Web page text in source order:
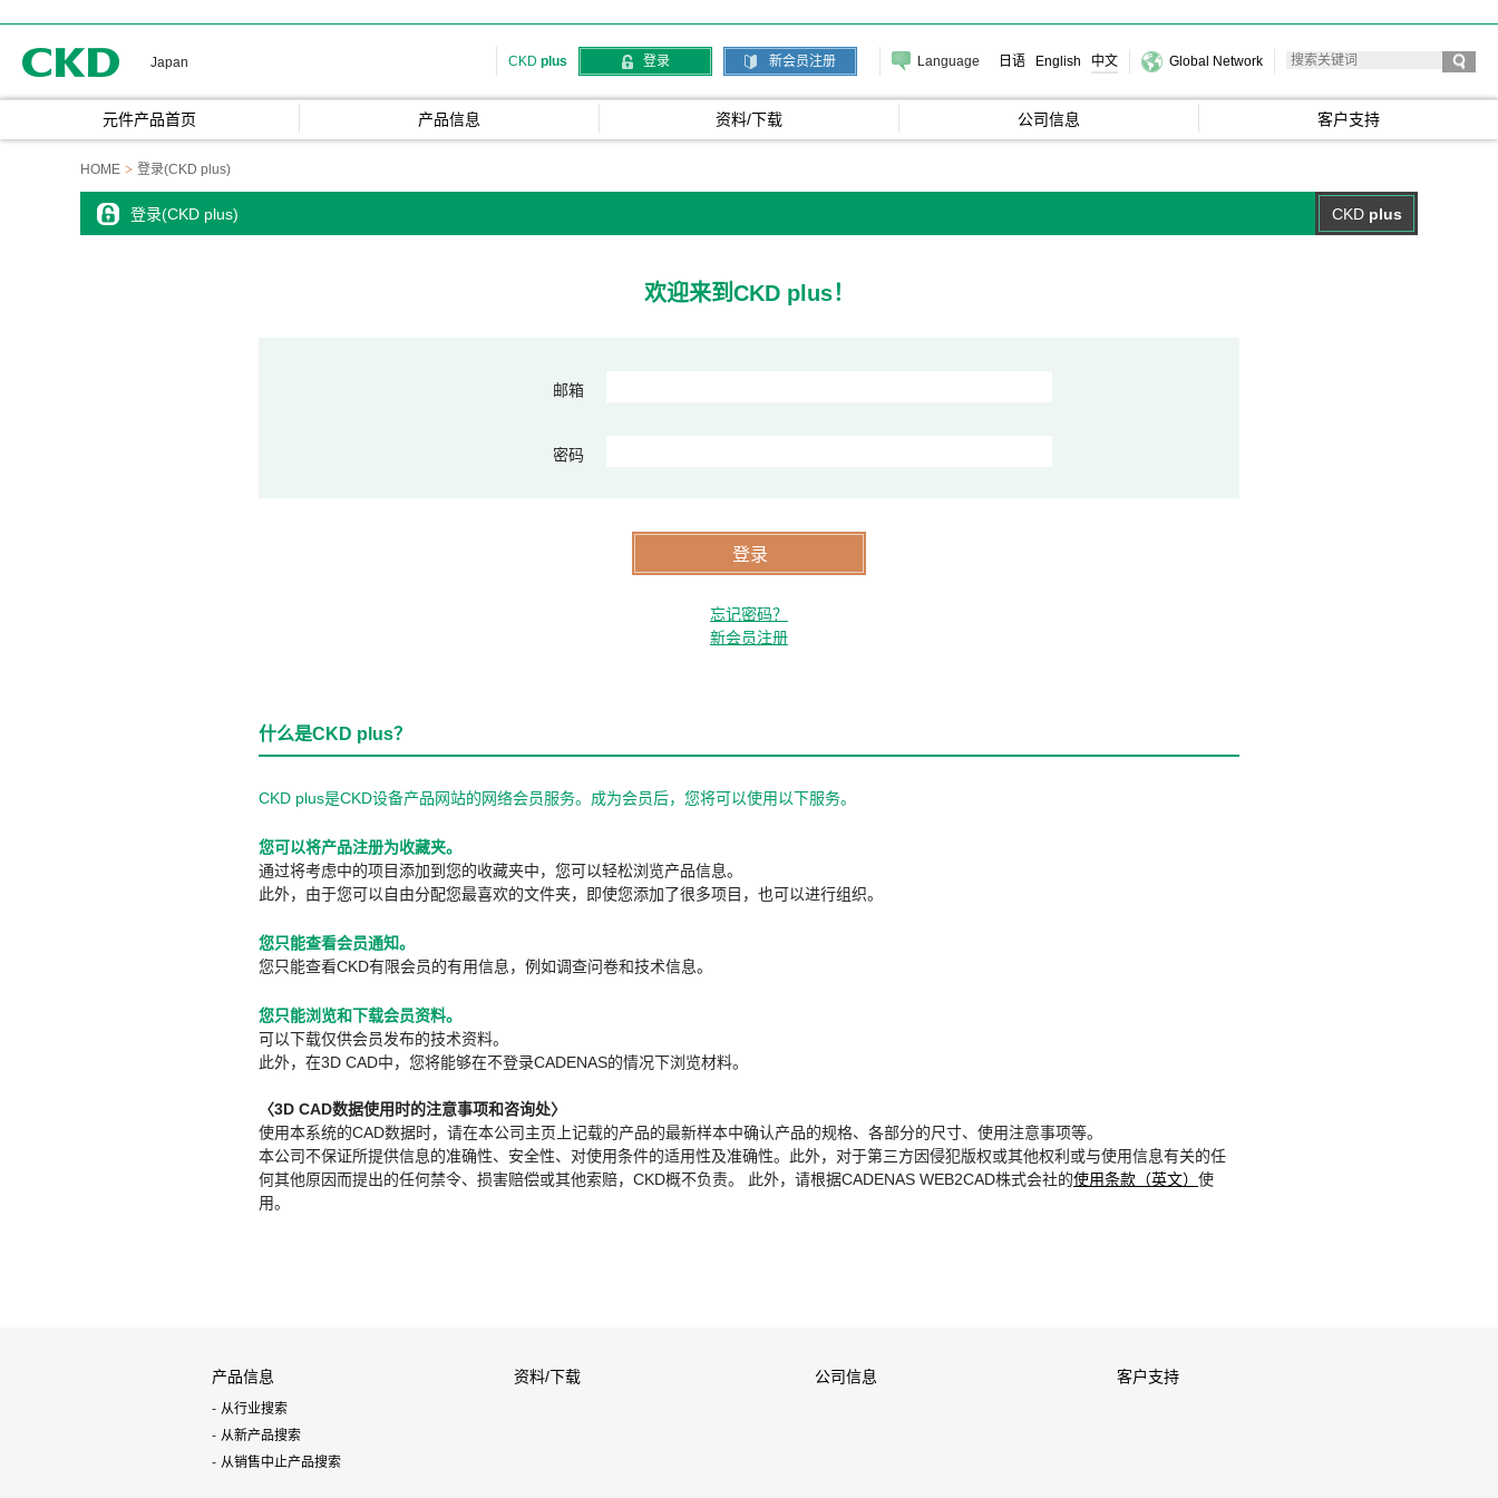
Japan CKD plus 登录 新会员注册 Language 日语 English 中文 Global Network
元件产品首页 产品信息 资料/下载 公司信息 客户支持
HOME 登录(CKD plus)
登录(CKD plus) CKD plus
欢迎来到CKD plus！
邮箱
密码
忘记密码？
新会员注册
什么是CKD plus？
CKD plus是CKD设备产品网站的网络会员服务。成为会员后，您将可以使用以下服务。
您可以将产品注册为收藏夹。
通过将考虑中的项目添加到您的收藏夹中，您可以轻松浏览产品信息。
此外，由于您可以自由分配您最喜欢的文件夹，即使您添加了很多项目，也可以进行组织。
您只能查看会员通知。
您只能查看CKD有限会员的有用信息，例如调查问卷和技术信息。
您只能浏览和下载会员资料。
可以下载仅供会员发布的技术资料。
此外，在3D CAD中，您将能够在不登录CADENAS的情况下浏览材料。
〈3D CAD数据使用时的注意事项和咨询处〉
使用本系统的CAD数据时，请在本公司主页上记载的产品的最新样本中确认产品的规格、各部分的尺寸、使用注意事项等。
本公司不保证所提供信息的准确性、安全性、对使用条件的适用性及准确性。此外，对于第三方因侵犯版权或其他权利或与使用信息有关的任
何其他原因而提出的任何禁令、损害赔偿或其他索赔，CKD概不负责。 此外，请根据CADENAS WEB2CAD株式会社的使用条款（英文） 使
用。
产品信息
从行业搜索
从新产品搜索
从销售中止产品搜索
资料/下载 公司信息 客户支持